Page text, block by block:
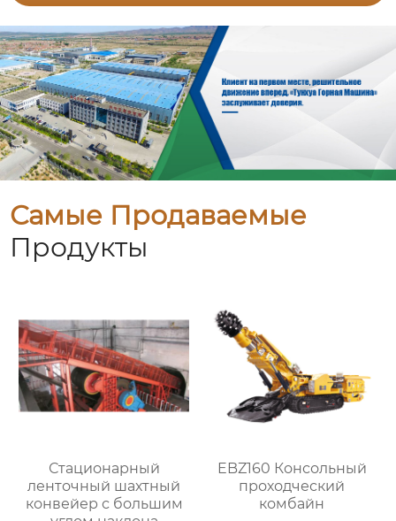
Самые Продаваемые
Продукты
Стационарный
ленточный шахтный
конвейер с большим
EBZ160 Консольный
проходческий
комбайн